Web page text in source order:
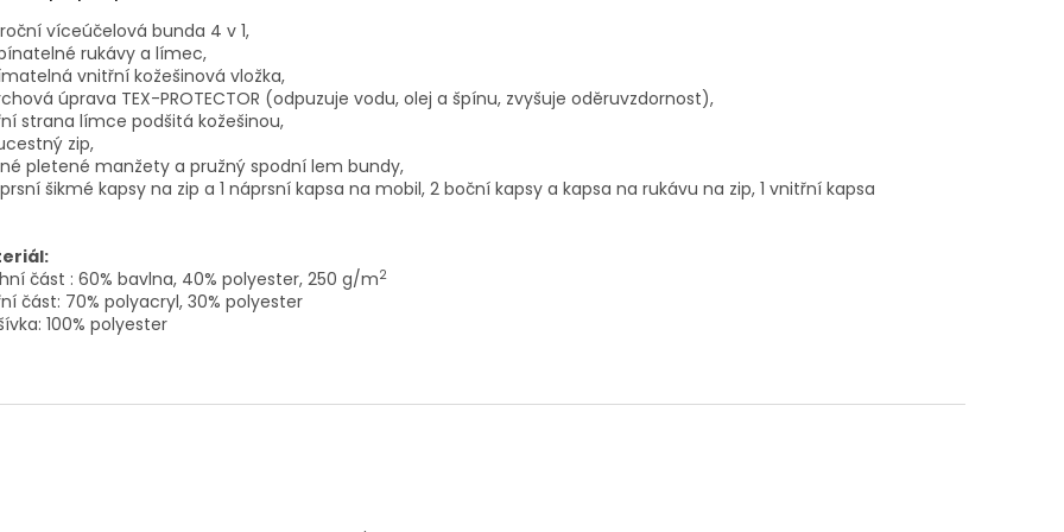
víceúčelová bunda 4 v 1,
rukávy a límec,
vnitřní kožešinová vložka,
úprava TEX-PROTECTOR (odpuzuje vodu, olej a špínu, zvyšuje oděruvzdornost),
strana límce podšitá kožešinou,
zip,
pletené manžety a pružný spodní lem bundy,
šikmé kapsy na zip a 1 náprsní kapsa na mobil, 2 boční kapsy a kapsa na rukávu na zip, 1 vnitřní kapsa
část : 60% bavlna, 40% polyester, 250 g/m2
část: 70% polyacryl, 30% polyester
100% polyester